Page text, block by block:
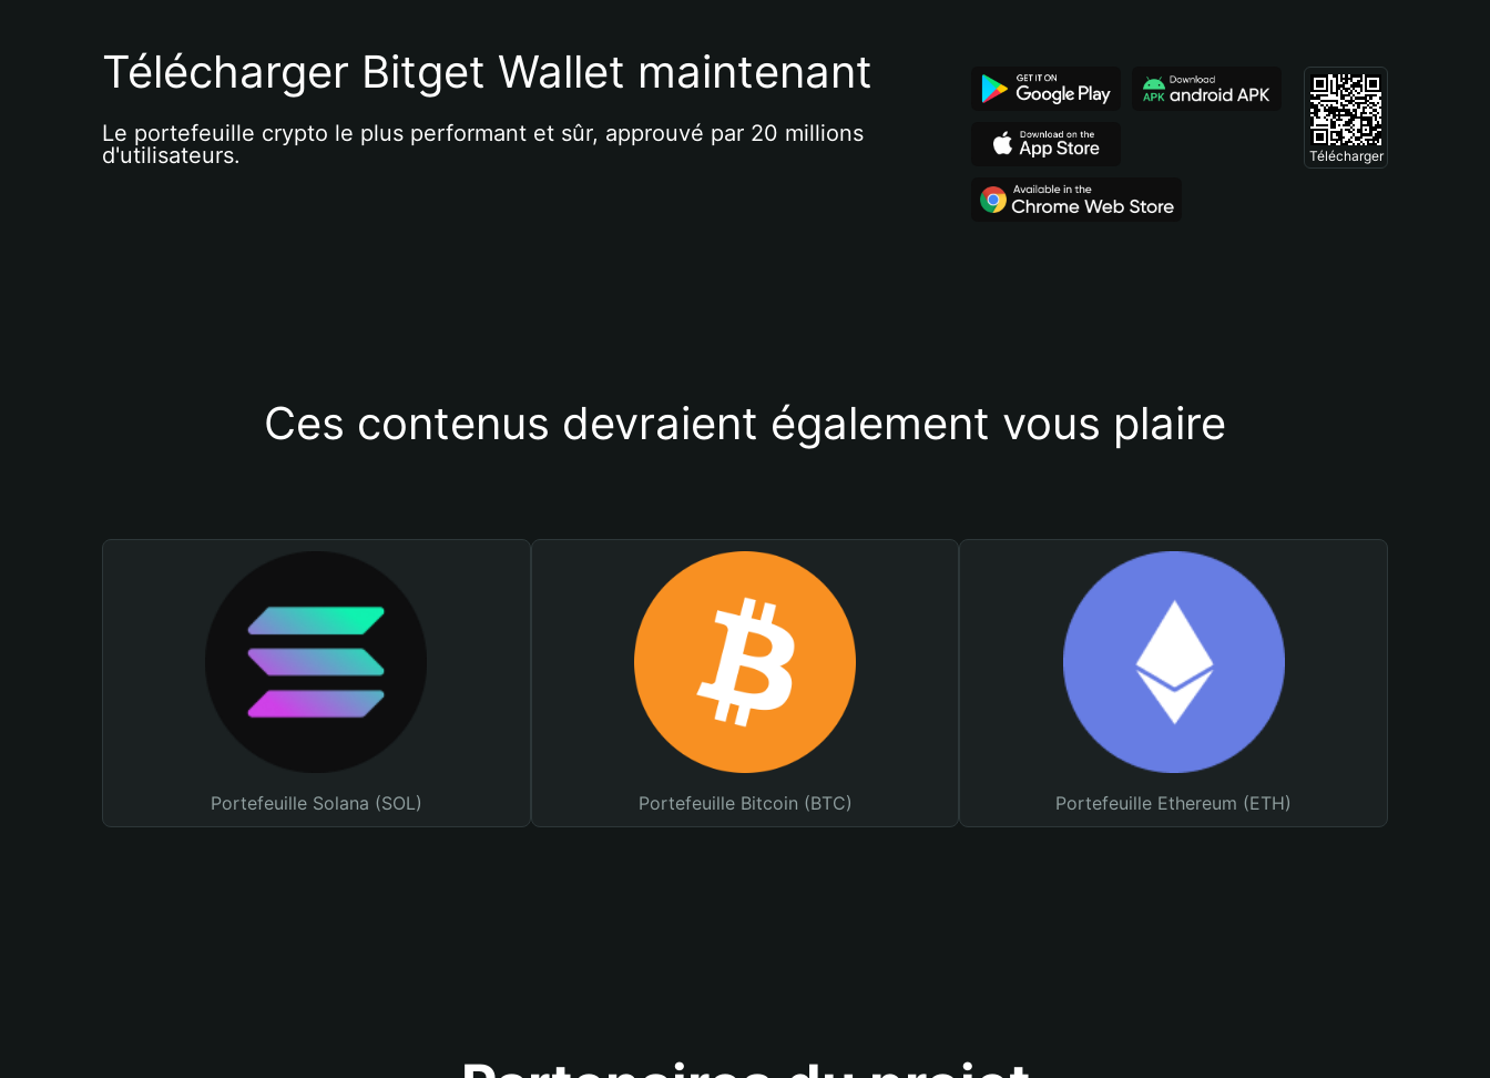
Télécharger Bitget Wallet maintenant
Le portefeuille crypto le plus performant et sûr, approuvé par 20 millions
d'utilisateurs.
Télécharger
Ces contenus devraient également vous plaire
Portefeuille Solana (SOL) Portefeuille Bitcoin (BTC) Portefeuille Ethereum (ETH)